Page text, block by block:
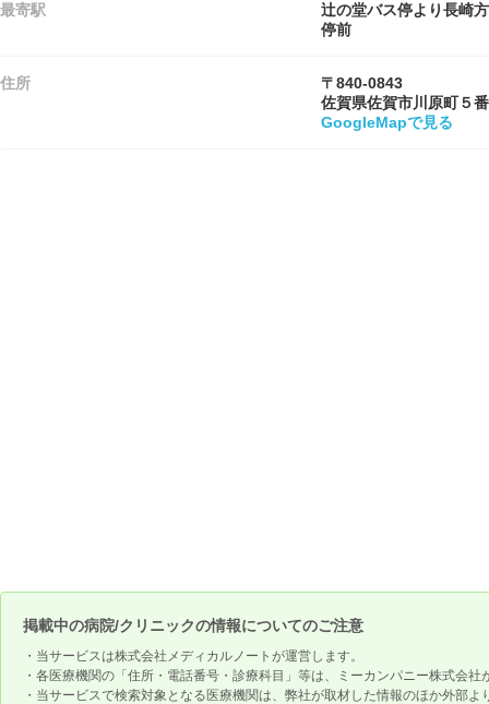
最寄駅
辻の堂バス停より長崎
停前
住所
〒840-0843
佐賀県佐賀市川原町５
GoogleMapで見る
掲載中の病院/クリニックの情報についてのご注意
・当サービスは株式会社メディカルノートが運営します。
・各医療機関の「住所・電話番号・診療科目」等は、ミーカンパニー株式会
・当サービスで検索対象となる医療機関は、弊社が取材した情報のほか外部